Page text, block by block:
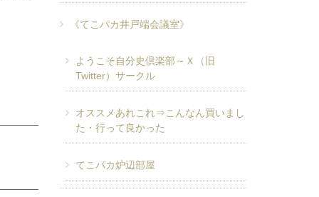
《てこパカ井戸端会議室》
ようこそ自分史倶楽部～Ｘ（旧
Twitter）サークル
オススメあれこれ⇒こんなん買いまし
た・行って良かった
てこパカ炉辺部屋